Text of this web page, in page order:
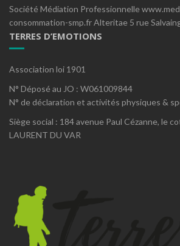
Société Médiation Professionnelle
consommation-smp.fr Alteritae 5 rue
TERRES D’EMOTIONS
Association loi 1901
N° Déposé au JO : W061009844
N° de déclaration et activités physiques &
Siège social : 184 avenue Paul Cézanne, le
LAURENT DU VAR